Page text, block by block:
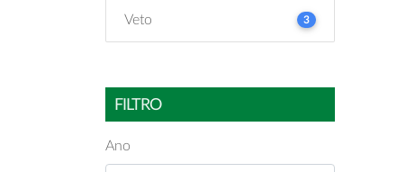
Veto 3
FILTRO
Ano